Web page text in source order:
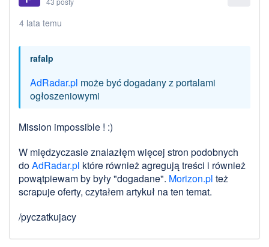
4 lata temu
rafalp
AdRadar.pl może być dogadany z portalami
ogłoszeniowymi
Mission impossible ! :)
W międzyczasie znalazłęm więcej stron podobnych
doAdRadar.pl które również agregują treści i również
powątpiewam by były "dogadane". Morizon.pl też
scrapuje oferty, czytałem artykuł na ten temat.
/pyczatkujacy